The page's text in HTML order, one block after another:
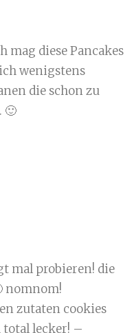
mag diese Pancakes
wenigstens
die schon zu
🙂
mal probieren! die
nomnom!
zutaten cookies
total lecker! –